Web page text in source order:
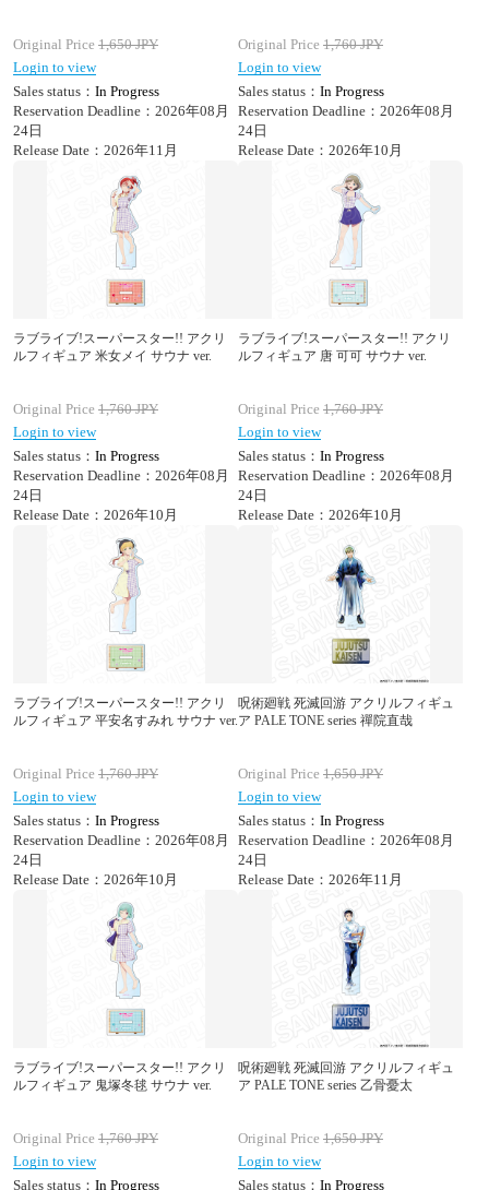
Original Price 1,650JPY
Login to view
Sales status： In Progress
Reservation Deadline：2026年08月
24日
Release Date：2026年11月
Original Price 1,760JPY
Login to view
Sales status： In Progress
Reservation Deadline：2026年08月
24日
Release Date：2026年10月
ラブライブ!スーパースター!! アクリ
ルフィギュア 米女メイ サウナ ver.
Original Price 1,760JPY
Login to view
Sales status： In Progress
Reservation Deadline：2026年08月
24日
Release Date：2026年10月
ラブライブ!スーパースター!! アクリ
ルフィギュア 唐 可可 サウナ ver.
Original Price 1,760JPY
Login to view
Sales status： In Progress
Reservation Deadline：2026年08月
24日
Release Date：2026年10月
ラブライブ!スーパースター!! アクリ
ルフィギュア 平安名すみれ サウナ ver.
Original Price 1,760JPY
Login to view
Sales status： In Progress
Reservation Deadline：2026年08月
24日
Release Date：2026年10月
呪術廻戦 死滅回游 アクリルフィギュ
ア PALE TONE series 禪院直哉
Original Price 1,650JPY
Login to view
Sales status： In Progress
Reservation Deadline：2026年08月
24日
Release Date：2026年11月
ラブライブ!スーパースター!! アクリ
ルフィギュア 鬼塚冬毬 サウナ ver.
Original Price 1,760JPY
Login to view
Sales status： In Progress
呪術廻戦 死滅回游 アクリルフィギュ
ア PALE TONE series 乙骨憂太
Original Price 1,650JPY
Login to view
Sales status： In Progress